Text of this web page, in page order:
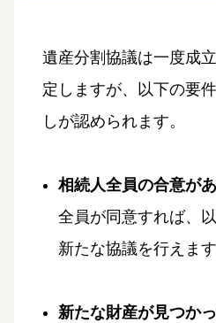
遺産分割協議は一度成
定しますが、以下の要
しが認められます。
相続人全員の合意が
全員が同意すれば、
新たな協議を行えます
新たな財産が見つか